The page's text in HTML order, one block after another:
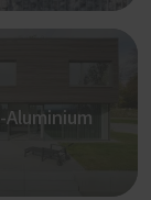
Aluminium